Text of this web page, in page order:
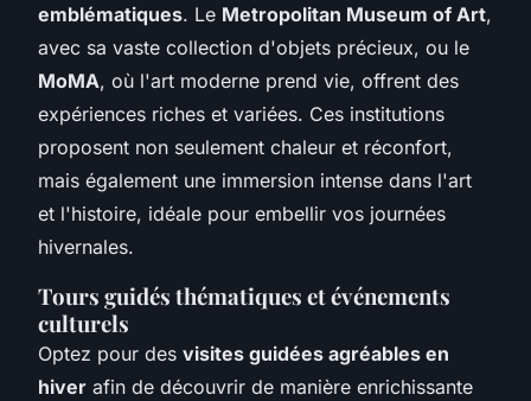
emblématiques. Le Metropolitan Museum of Art,
avec sa vaste collection d'objets précieux, ou le
MoMA, où l'art moderne prend vie, offrent des
expériences riches et variées. Ces institutions
proposent non seulement chaleur et réconfort,
mais également une immersion intense dans l'art
et l'histoire, idéale pour embellir vos journées
hivernales.
Tours guidés thématiques et événements
culturels
Optez pour des visites guidées agréables en
hiver afin de découvrir de manière enrichissante